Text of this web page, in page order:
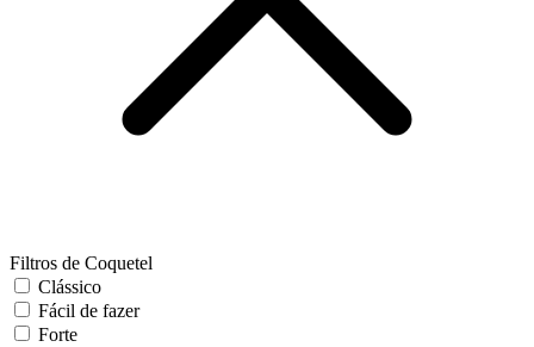
Filtros de Coquetel
Clássico
Fácil de fazer
Forte